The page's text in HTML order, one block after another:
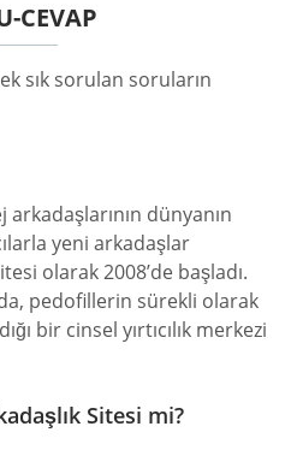
CEVAP
sık sorulan soruların
dünyanın
yeni arkadaşlar
olarak 2008’de başladı.
pedofillerin sürekli olarak
bir cinsel yırtıcılık merkezi
Sitesi mi?